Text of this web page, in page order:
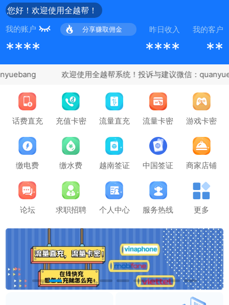
您好！欢迎使用全越帮！
我的账户 分享赚取佣金 昨日收入 我的客户
**** **** **
话费直充 充值卡密 流量直充 流量卡密 游戏卡密
缴电费 缴水费 越南签证 中国签证 商家店铺
论坛 求职招聘 个人中心 服务热线 更多